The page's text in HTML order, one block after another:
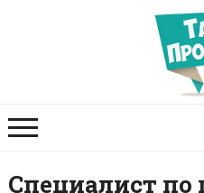
Специалист по